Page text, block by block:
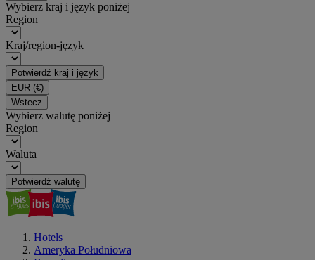
Wybierz kraj i język poniżej
Region
Kraj/region-język
Potwierdź kraj i język
EUR (€)
Wstecz
Wybierz walutę poniżej
Region
Waluta
Potwierdź walutę
Hotels
Ameryka Południowa